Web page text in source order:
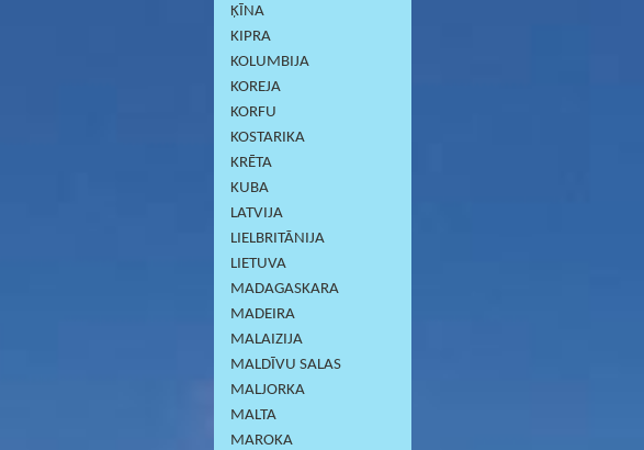
ĶĪNA
KIPRA
KOLUMBIJA
KOREJA
KORFU
KOSTARIKA
KRĒTA
KUBA
LATVIJA
LIELBRITĀNIJA
LIETUVA
MADAGASKARA
MADEIRA
MALAIZIJA
MALDĪVU SALAS
MALJORKA
MALTA
MAROKA